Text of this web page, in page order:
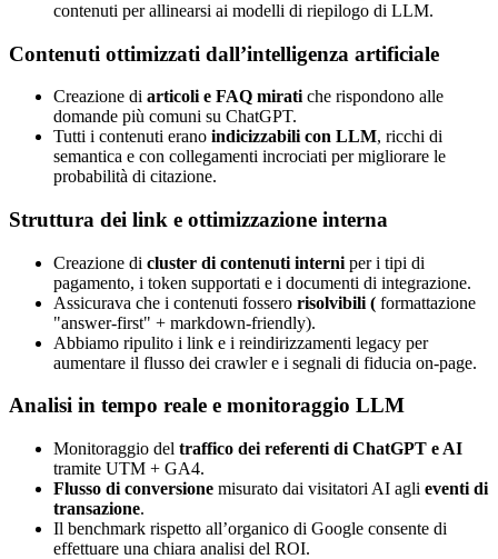
contenuti per allinearsi ai modelli di riepilogo di LLM.
Contenuti ottimizzati dall’intelligenza artificiale
Creazione di articoli e FAQ mirati che rispondono alle
domande più comuni su ChatGPT.
Tutti i contenuti erano indicizzabili con LLM, ricchi di
semantica e con collegamenti incrociati per migliorare le
probabilità di citazione.
Struttura dei link e ottimizzazione interna
Creazione di cluster di contenuti interni per i tipi di
pagamento, i token supportati e i documenti di integrazione.
Assicurava che i contenuti fossero risolvibili ( formattazione
"answer-first" + markdown-friendly).
Abbiamo ripulito i link e i reindirizzamenti legacy per
aumentare il flusso dei crawler e i segnali di fiducia on-page.
Analisi in tempo reale e monitoraggio LLM
Monitoraggio del traffico dei referenti di ChatGPT e AI
tramite UTM + GA4.
Flusso di conversione misurato dai visitatori AI agli eventi di
transazione.
Il benchmark rispetto all’organico di Google consente di
effettuare una chiara analisi del ROI.